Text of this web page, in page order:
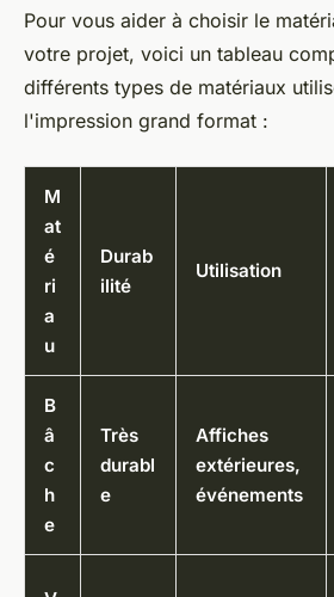
Pour vous aider à choisir le
votre projet, voici un tableau
différents types de matériaux
l'impression grand format :
M
at
é
ri
a
u
Durab
ilité
Utilisation
B
â
c
h
e
Très
durabl
e
Affiches
extérieures,
événements